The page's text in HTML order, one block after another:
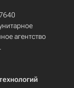
агентство